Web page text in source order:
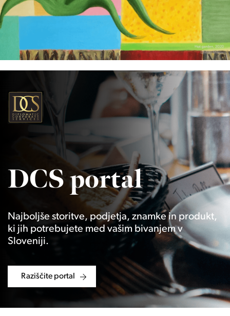
DCS portal
Najboljše storitve, podjetja, znamke in produkt,
ki jih potrebujete med vašim bivanjem v
Sloveniji.
Raziščite portal